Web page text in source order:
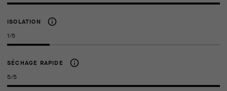
ISOLATION
1/5
SÉCHAGE RAPIDE
5/5